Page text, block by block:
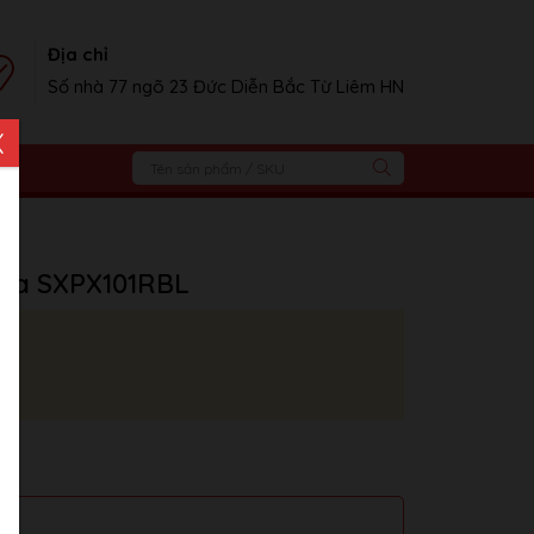
Địa chỉ
Số nhà 77 ngõ 23 Đức Diễn Bắc Từ Liêm HN
SXPX101RBL